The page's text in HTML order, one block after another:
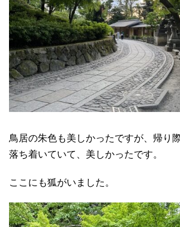
鳥居の朱色も美しかったですが、帰り
落ち着いていて、美しかったです。
ここにも狐がいました。